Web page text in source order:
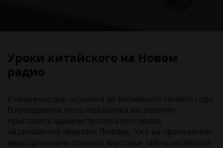
Уроки китайского на Новом
радио
Считанные дни остаются до Китайского Нового года.
В преддверии этого праздника мы решили
пригласить администратора ресторана
«Шанхайский квартал» Любовь. Уже на протяжении
двух орловчане познают вкусовые тайны китайской